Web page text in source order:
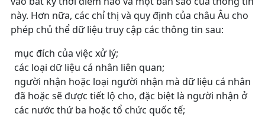
này. Hơn nữa, các chỉ thị và quy định của châu Âu cho
phép chủ thể dữ liệu truy cập các thông tin sau:
mục đích của việc xử lý;
các loại dữ liệu cá nhân liên quan;
người nhận hoặc loại người nhận mà dữ liệu cá nhân
đã hoặc sẽ được tiết lộ cho, đặc biệt là người nhận ở
các nước thứ ba hoặc tổ chức quốc tế;